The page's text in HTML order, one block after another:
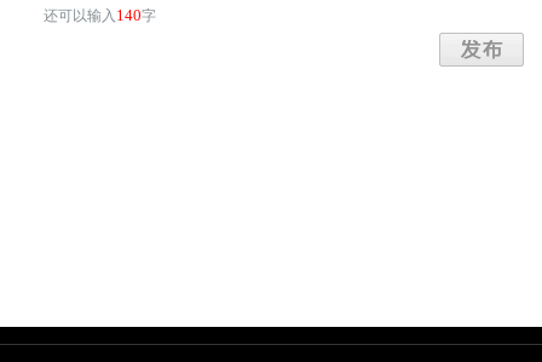
还可以输入 140字